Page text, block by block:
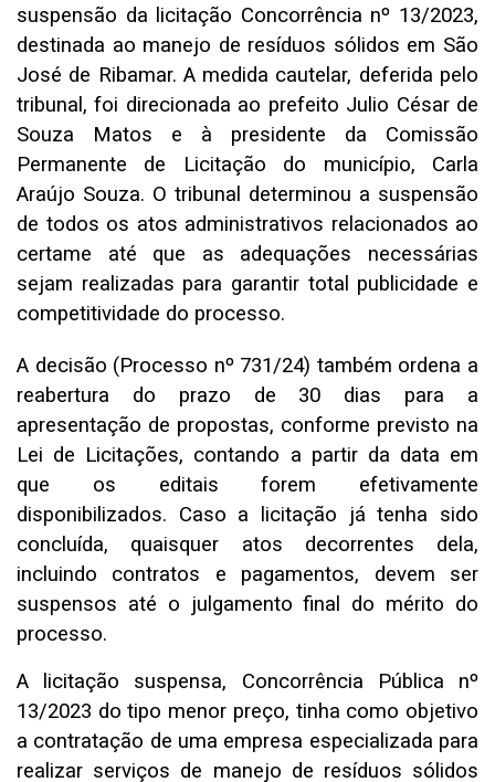
suspensão da licitação Concorrência nº 13/2023,
destinada ao manejo de resíduos sólidos em São
José de Ribamar. A medida cautelar, deferida pelo
tribunal, foi direcionada ao prefeito Julio César de
Souza Matos e à presidente da Comissão
Permanente de Licitação do município, Carla
Araújo Souza. O tribunal determinou a suspensão
de todos os atos administrativos relacionados ao
certame até que as adequações necessárias
sejam realizadas para garantir total publicidade e
competitividade do processo.
A decisão (Processo nº 731/24) também ordena a
reabertura do prazo de 30 dias para a
apresentação de propostas, conforme previsto na
Lei de Licitações, contando a partir da data em
que os editais forem efetivamente
disponibilizados. Caso a licitação já tenha sido
concluída, quaisquer atos decorrentes dela,
incluindo contratos e pagamentos, devem ser
suspensos até o julgamento final do mérito do
processo.
A licitação suspensa, Concorrência Pública nº
13/2023 do tipo menor preço, tinha como objetivo
a contratação de uma empresa especializada para
realizar serviços de manejo de resíduos sólidos